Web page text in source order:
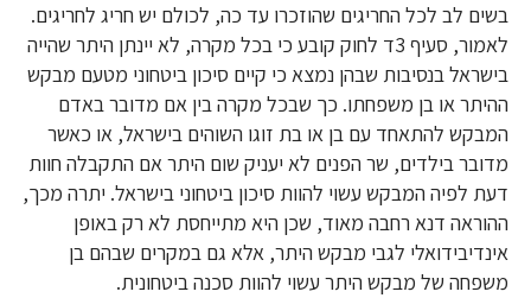
בשים לב לכל החריגים שהוזכרו עד כה, לכולם יש חריג לחריגים.
לאמור, סעיף 3ד לחוק קובע כי בכל מקרה, לא יינתן היתר שהייה
בישראל בנסיבות שבהן נמצא כי קיים סיכון ביטחוני מטעם מבקש
ההיתר או בן משפחתו. כך שבכל מקרה בין אם מדובר באדם
המבקש להתאחד עם בן או בת זוגו השוהים בישראל, או כאשר
מדובר בילדים, שר הפנים לא יעניק שום היתר אם התקבלה חוות
דעת לפיה המבקש עשוי להוות סיכון ביטחוני בישראל. יתרה מכך,
ההוראה דנא רחבה מאוד, שכן היא מתייחסת לא רק באופן
אינדיבידואלי לגבי מבקש היתר, אלא גם במקרים שבהם בן
משפחה של מבקש היתר עשוי להוות סכנה ביטחונית.